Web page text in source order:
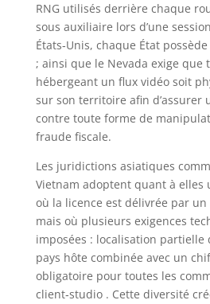
RNG utilisés derrière chaque
sous auxiliaire lors d’une
États‑Unis, chaque État
; ainsi que le Nevada exige que
hébergeant un flux vidéo soit
sur son territoire afin d’assurer
contre toute forme de
fraude fiscale.
Les juridictions asiatiques
Vietnam adoptent quant à elles
où la licence est délivrée par
mais où plusieurs exigences
imposées : localisation partielle
pays hôte combinée avec un
obligatoire pour toutes les
client‑studio . Cette diversité